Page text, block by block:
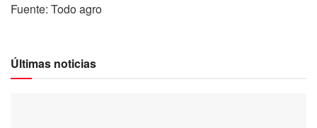
Fuente: Todo agro
Últimas noticias